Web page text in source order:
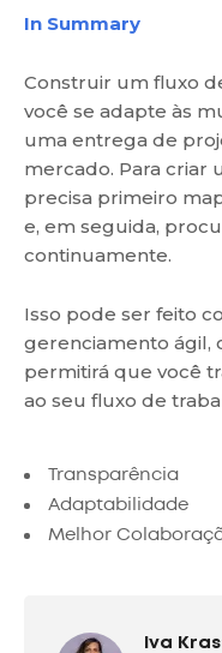
In Summary
Construir um fluxo
você se adapte às
uma entrega de
mercado. Para criar
precisa primeiro
e, em seguida,
continuamente.
Isso pode ser feito
gerenciamento ágil,
permitirá que você
ao seu fluxo de
Transparência
Adaptabilidade
Melhor
Iva